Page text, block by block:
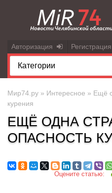
Авторизация Регистрация
Мир74.ру » Интересное » Ещё
курения
ЕЩЁ ОДНА
ОПАСНОСТЬ
Оцените статью: